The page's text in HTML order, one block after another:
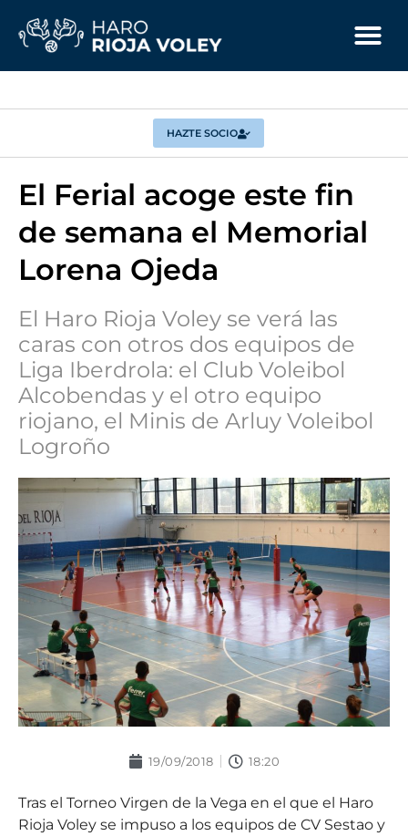
HAZTE SOCIO
El Ferial acoge este fin
de semana el Memorial
Lorena Ojeda
El Haro Rioja Voley se verá las
caras con otros dos equipos de
Liga Iberdrola: el Club Voleibol
Alcobendas y el otro equipo
riojano, el Minis de Arluy Voleibol
Logroño
19/09/2018 18:20
Tras el Torneo Virgen de la Vega en el que el Haro
Rioja Voley se impuso a los equipos de CV Sestao y